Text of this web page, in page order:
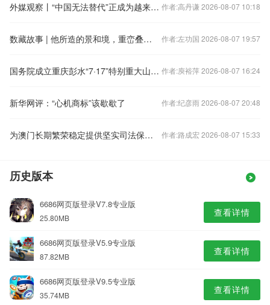
外媒观察丨“中国无法替代”正成为越来越多外贸从业者的共识 作者:高丹谦 2026-08-07 10:18
数藏故事 | 他所造的景和境，重峦叠嶂处非人迹所能到达 作者:左功国 2026-08-07 19:57
国务院成立重庆彭水“7·17”特别重大山体崩塌灾害调查评估组 作者:庾裕萍 2026-08-07 16:24
新华网评：“心机商标”该歇歇了 作者:纪彦雨 2026-08-07 20:48
为澳门长期繁荣稳定提供坚实司法保障（庆祝澳门回归25周年） 作者:路成宏 2026-08-07 15:33
历史版本
6686网页版登录V7.8专业版
25.80MB 查看详情
6686网页版登录V5.9专业版
87.82MB 查看详情
6686网页版登录V9.5专业版
35.74MB 查看详情